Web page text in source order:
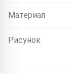
Материал
Рисунок